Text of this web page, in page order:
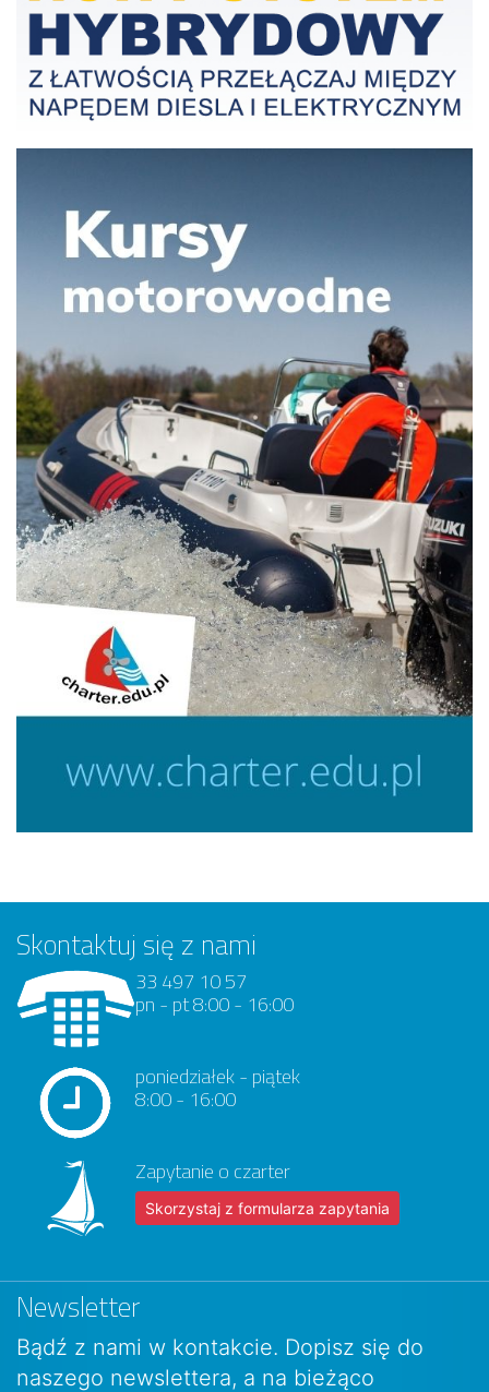
Skontaktuj się z nami
33 497 10 57
pn - pt 8:00 - 16:00
poniedziałek - piątek
8:00 - 16:00
Zapytanie o czarter
Skorzystaj z formularza zapytania
Newsletter
Bądź z nami w kontakcie. Dopisz się do
naszego newslettera, a na bieżąco